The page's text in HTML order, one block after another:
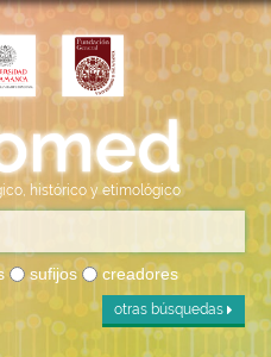
histórico y etimológico
sufijos creadores
otras búsquedas